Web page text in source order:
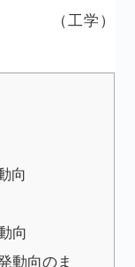
（工学）
向
向
動向のま